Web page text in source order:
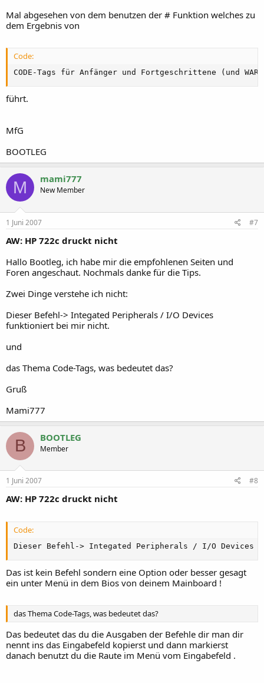
Mal abgesehen von dem benutzen der # Funktion welches zu
dem Ergebnis von
Code:
CODE-Tags für Anfänger und Fortgeschrittene (und
führt.
MfG
BOOTLEG
M mami777
New Member
1 Juni 2007 #7
AW: HP 722c druckt nicht
Hallo Bootleg, ich habe mir die empfohlenen Seiten und
Foren angeschaut. Nochmals danke für die Tips.
Zwei Dinge verstehe ich nicht:
Dieser Befehl-> Integated Peripherals / I/O Devices
funktioniert bei mir nicht.
und
das Thema Code-Tags, was bedeutet das?
Gruß
Mami777
B BOOTLEG
Member
1 Juni 2007 #8
AW: HP 722c druckt nicht
Code:
Dieser Befehl-> Integated Peripherals / I/O
Das ist kein Befehl sondern eine Option oder besser gesagt
ein unter Menü in dem Bios von deinem Mainboard !
das Thema Code-Tags, was bedeutet das?
Das bedeutet das du die Ausgaben der Befehle dir man dir
nennt ins das Eingabefeld kopierst und dann markierst
danach benutzt du die Raute im Menü vom Eingabefeld .